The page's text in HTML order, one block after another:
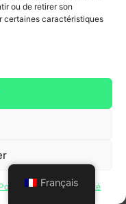
ou de retirer son
certaines caractéristiques
de confidentialité
Français